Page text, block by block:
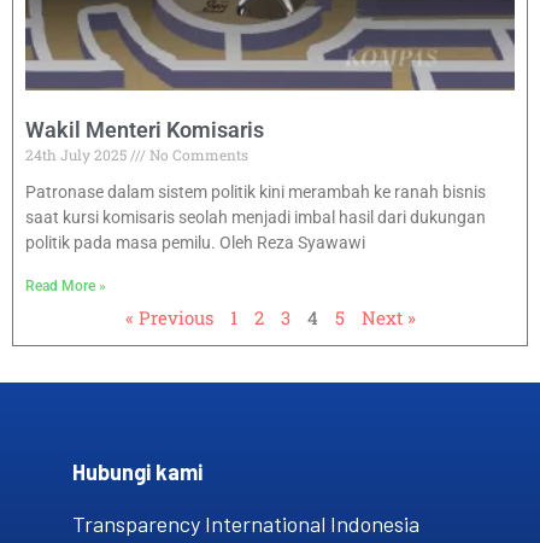
Wakil Menteri Komisaris
24th July 2025
No Comments
Patronase dalam sistem politik kini merambah ke ranah bisnis
saat kursi komisaris seolah menjadi imbal hasil dari dukungan
politik pada masa pemilu. Oleh Reza Syawawi
Read More »
« Previous 1 2 3 4 5 Next »
Hubungi kami​
Transparency International Indonesia